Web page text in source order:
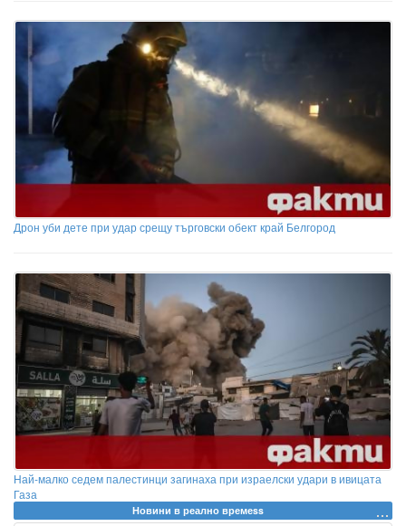
Дрон уби дете при удар срещу търговски обект край Белгород
Най-малко седем палестинци загинаха при израелски удари в ивицата
Газа
Новини в реално времеss